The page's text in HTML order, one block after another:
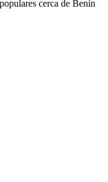
cerca de Benín